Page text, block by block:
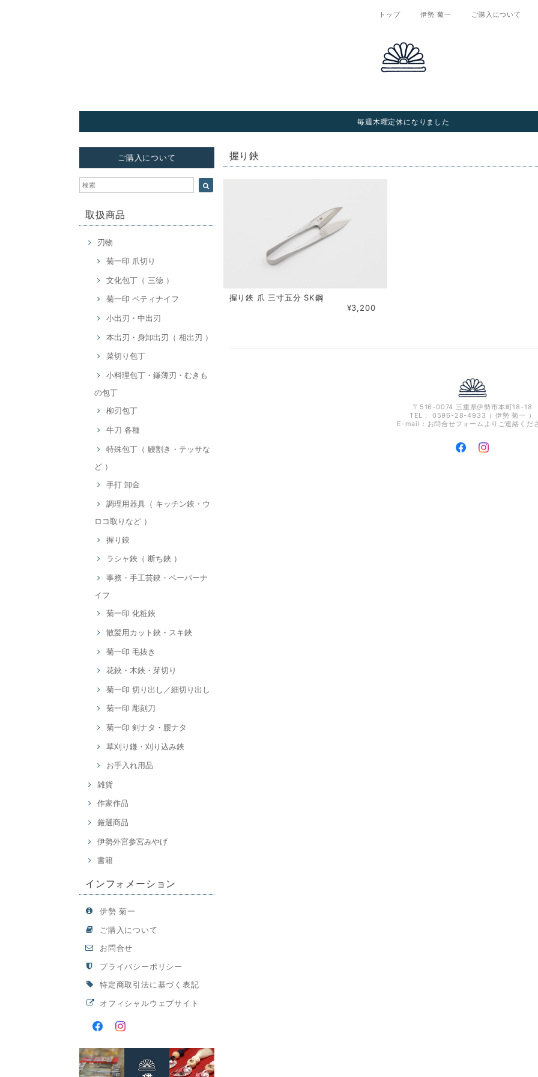
トップ 伊勢 菊一 ご購入について
毎週木曜定休になりました
ご購入について
取扱商品
刃物
菊一印 爪切り
文化包丁（ 三徳 ）
菊一印 ペティナイフ
小出刃・中出刃
本出刃・身卸出刃（ 相出刃 ）
菜切り包丁
小料理包丁・鎌薄刃・むきも
の包丁
柳刃包丁
牛刀 各種
特殊包丁（ 鰻割き・テッサな
ど ）
手打 卸金
調理用器具（ キッチン鋏・ウ
ロコ取りなど ）
握り鋏
ラシャ鋏（ 断ち鋏 ）
事務・手工芸鋏・ペーパーナ
イフ
菊一印 化粧鋏
散髪用カット鋏・スキ鋏
菊一印 毛抜き
花鋏・木鋏・芽切り
菊一印 切り出し／細切り出し
菊一印 彫刻刀
菊一印 剣ナタ・腰ナタ
草刈り鎌・刈り込み鋏
お手入れ用品
雑貨
作家作品
厳選商品
伊勢外宮参宮みやげ
書籍
インフォメーション
伊勢 菊一
ご購入について
お問合せ
プライバシーポリシー
特定商取引法に基づく表記
オフィシャルウェブサイト
握り鋏
握り鋏 爪 三寸五分 SK鋼
¥3,200
〒516-0074 三重県伊勢市本町18-18
TEL： 0596-28-4933（ 伊勢 菊一 ）
E-mail：お問合せフォームよりご連絡くだ